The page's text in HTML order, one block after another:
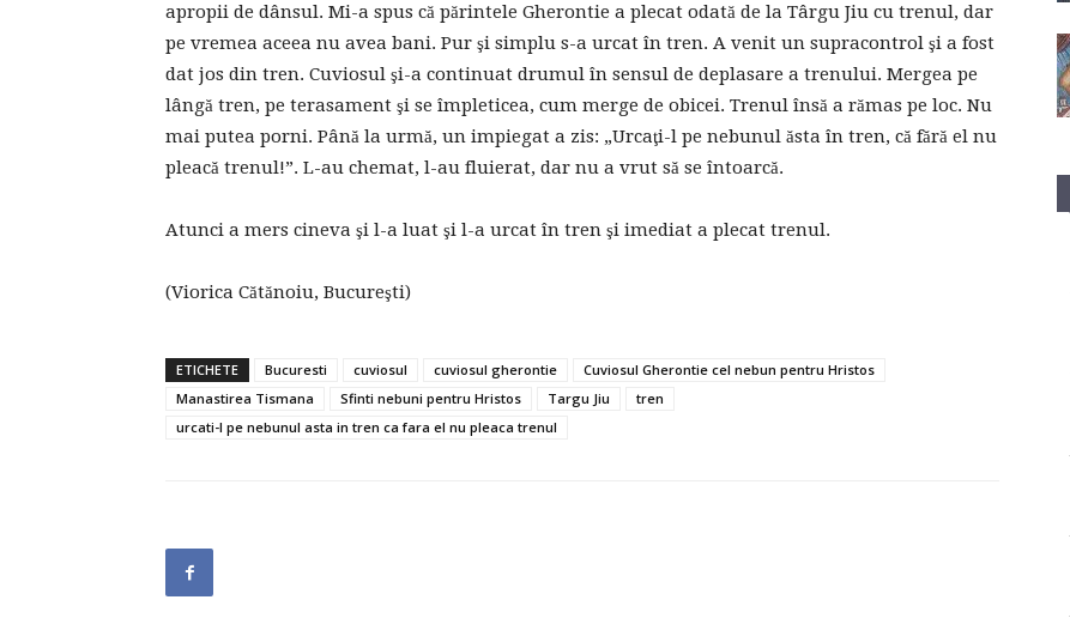
apropii de dânsul. Mi-a spus că părintele Gherontie a plecat odată de la Târgu Jiu cu trenul, dar
pe vremea aceea nu avea bani. Pur şi simplu s-a urcat în tren. A venit un supracontrol şi a fost
dat jos din tren. Cuviosul şi-a continuat drumul în sensul de deplasare a trenului. Mergea pe
lângă tren, pe terasament şi se împleticea, cum merge de obicei. Trenul însă a rămas pe loc. Nu
mai putea porni. Până la urmă, un impiegat a zis: „Urcaţi-l pe nebunul ăsta în tren, că fără el nu
pleacă trenul!”. L-au chemat, l-au fluierat, dar nu a vrut să se întoarcă.
Atunci a mers cineva şi l-a luat şi l-a urcat în tren şi imediat a plecat trenul.
(Viorica Cătănoiu, Bucureşti)
ETICHETE Bucuresti cuviosul cuviosul gherontie
Cuviosul Gherontie cel nebun pentru Hristos
Manastirea Tismana
Sfinti nebuni pentru Hristos Targu Jiu
tren
urcati-l pe nebunul asta in tren ca fara el nu pleaca trenul